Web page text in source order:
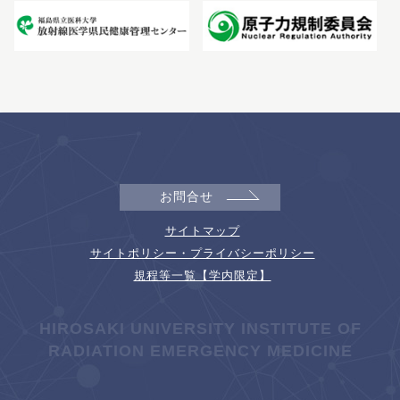
お問合せ
サイトマップ
サイトポリシー・プライバシーポリシー
規程等一覧【学内限定】
HIROSAKI UNIVERSITY INSTITUTE OF
RADIATION EMERGENCY MEDICINE